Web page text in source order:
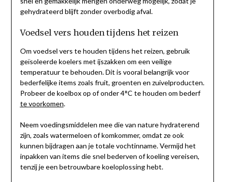
gehydrateerd blijft zonder overbodig afval.
Voedsel vers houden tijdens het reizen
Om voedsel vers te houden tijdens het reizen, gebruik
geïsoleerde koelers met ijszakken om een veilige
temperatuur te behouden. Dit is vooral belangrijk voor
bederfelijke items zoals fruit, groenten en zuivelproducten.
Probeer de koelbox op of onder 4°C te houden om bederf
te voorkomen.
Neem voedingsmiddelen mee die van nature hydraterend
zijn, zoals watermeloen of komkommer, omdat ze ook
kunnen bijdragen aan je totale vochtinname. Vermijd het
inpakken van items die snel bederven of koeling vereisen,
tenzij je een betrouwbare koeloplossing hebt.